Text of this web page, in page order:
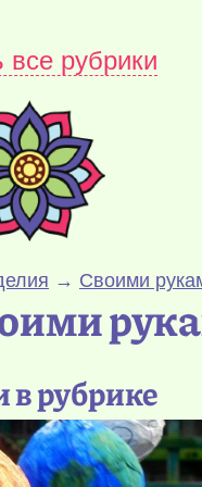
все рубрики
→ Своими
в рубрике